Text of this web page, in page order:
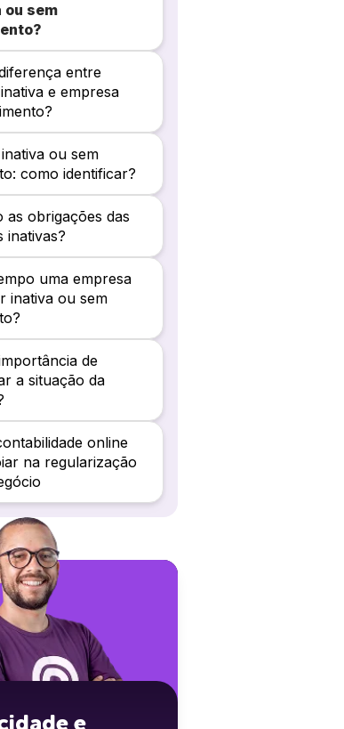
ou sem
entre
e empresa
ou sem
como identificar?
as obrigações das
inativas?
uma empresa
inativa ou sem
de
a situação da
online
na regularização
e